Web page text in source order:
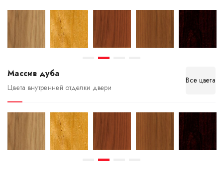
Массив дуба
Цвета внутренней отделки двери
Все цвета